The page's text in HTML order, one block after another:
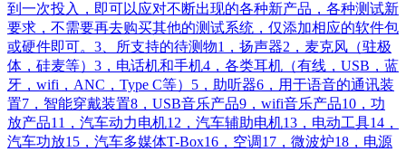
到一次投入，即可以应对不断出现的各种新产品，各种测试新
要求，不需要再去购买其他的测试系统，仅添加相应的软件包
或硬件即可。3、所支持的待测物1，扬声器2，麦克风（驻极
体，硅麦等）3，电话机和手机4，各类耳机（有线，USB，蓝
牙，wifi，ANC，Type C等）5，助听器6，用于语音的通讯装
置7，智能穿戴装置8，USB音乐产品9，wifi音乐产品10，功
放产品11，汽车动力电机12，汽车辅助电机13，电动工具14，
汽车功放15，汽车多媒体T-Box16，空调17，微波炉18，电源